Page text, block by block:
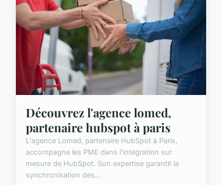
Découvrez l'agence lomed,
partenaire hubspot à paris
L'agence Lomed, partenaire HubSpot à Paris,
accompagne les PME dans l'intégration sur
mesure de HubSpot. Son expertise garantit la
synchronisation des...